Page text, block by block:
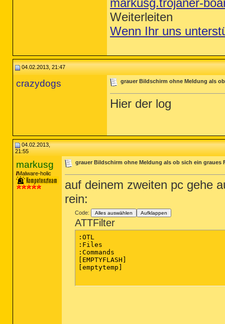
markusg.trojaner-
Weiterleiten
Wenn Ihr uns
04.02.2013, 21:47
crazydogs grauer Bildschirm ohne Meldung als
Hier der log
04.02.2013,
21:55
markusg
Malware-holic
grauer Bildschirm ohne Meldung als ob sich ein graues
auf deinem zweiten pc gehe
rein:
Code: Alles auswählen Aufklappen
ATTFilter
:OTL
:Files
:Commands
[EMPTYFLASH]
[emptytemp]